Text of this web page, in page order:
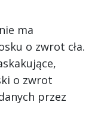
ma
o zwrot cła.
o zwrot
przez